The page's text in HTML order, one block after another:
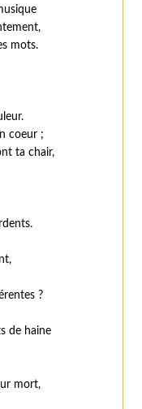
mots.
coeur ;
ta chair,
?
de haine
mort,